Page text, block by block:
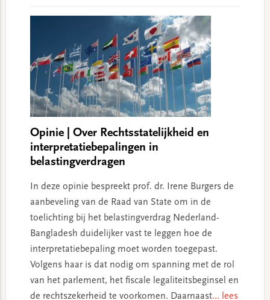
Opinie | Over Rechtsstatelijkheid en
interpretatiebepalingen in
belastingverdragen
In deze opinie bespreekt prof. dr. Irene Burgers de
aanbeveling van de Raad van State om in de
toelichting bij het belastingverdrag Nederland-
Bangladesh duidelijker vast te leggen hoe de
interpretatiebepaling moet worden toegepast.
Volgens haar is dat nodig om spanning met de rol
van het parlement, het fiscale legaliteitsbeginsel en
de rechtszekerheid te voorkomen. Daarnaast... lees